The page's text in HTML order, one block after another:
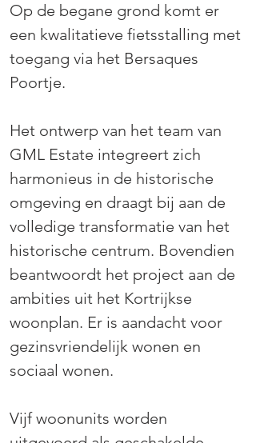
Op de begane grond komt er
een kwalitatieve fietsstalling met
toegang via het Bersaques
Poortje.
Het ontwerp van het team van
GML Estate integreert zich
harmonieus in de historische
omgeving en draagt bij aan de
volledige transformatie van het
historische centrum. Bovendien
beantwoordt het project aan de
ambities uit het Kortrijkse
woonplan. Er is aandacht voor
gezinsvriendelijk wonen en
sociaal wonen.
Vijf woonunits worden